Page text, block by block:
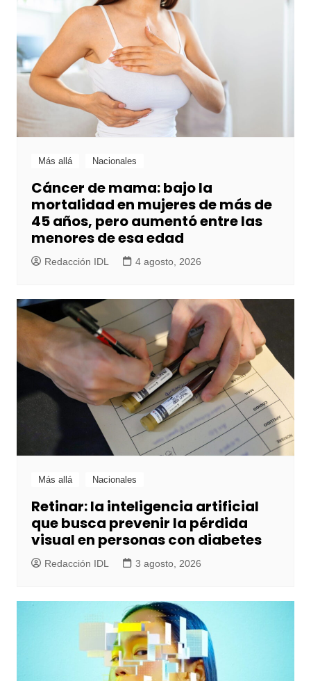
Más allá Nacionales
Cáncer de mama: bajo la
mortalidad en mujeres de más de
45 años, pero aumentó entre las
menores de esa edad
Redacción IDL 4 agosto, 2026
Más allá Nacionales
Retinar: la inteligencia artificial
que busca prevenir la pérdida
visual en personas con diabetes
Redacción IDL 3 agosto, 2026